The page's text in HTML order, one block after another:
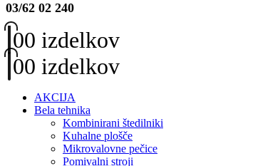
03/62 02 240
00 izdelkov
00 izdelkov
AKCIJA
Bela tehnika
Kombinirani štedilniki
Kuhalne plošče
Mikrovalovne pečice
Pomivalni stroji